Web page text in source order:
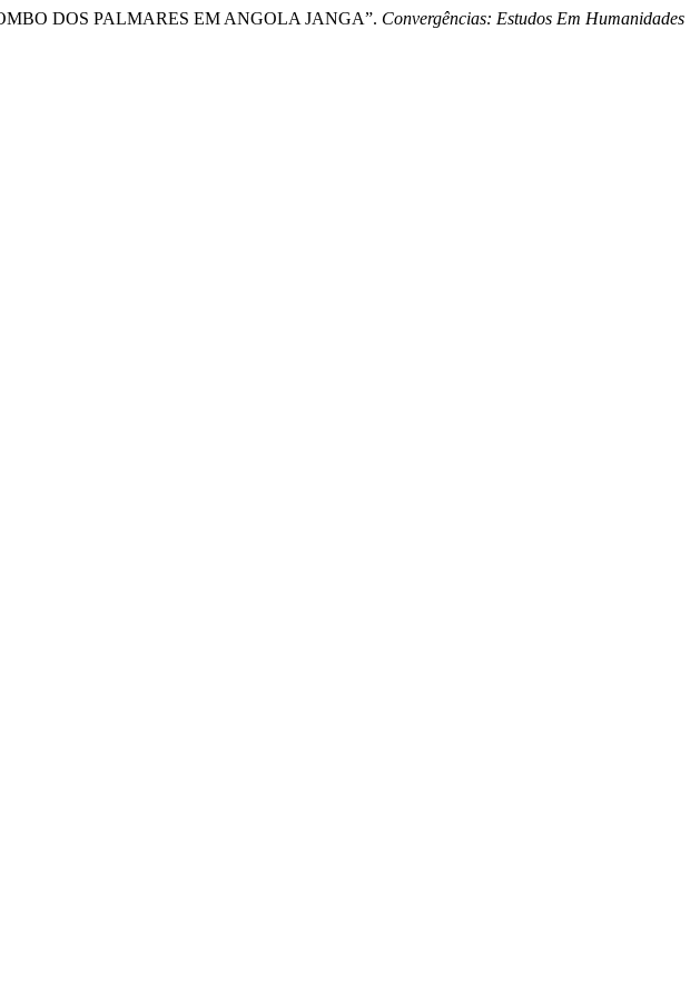
DOS PALMARES EM ANGOLA JANGA”. Convergências: Estudos Em Humanidades